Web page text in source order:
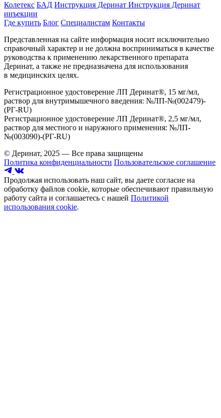
Колетекс БАД Инструкция Деринат Инструкция Деринат
инъекции
Где купить Блог Специалистам Контакты
Представленная на сайте информация носит исключительно
справочный характер и не должна восприниматься в качестве
руководства к применению лекарственного препарата
Деринат, а также не предназначена для использования
в медицинских целях.
Регистрационное удостоверение ЛП Деринат®, 15 мг/мл,
раствор для внутримышечного введения: №ЛП-№(002479)-
(РГ-RU)
Регистрационное удостоверение ЛП Деринат®, 2,5 мг/мл,
раствор для местного и наружного применения: №ЛП-
№(003090)-(РГ-RU)
© Деринат, 2025 — Все права защищены
Политика конфиденциальности Пользовательское соглашение
Продолжая использовать наш сайт, вы даете согласие на
обработку файлов cookie, которые обеспечивают правильную
работу сайта и соглашаетесь с нашей Политикой
использования cookie.